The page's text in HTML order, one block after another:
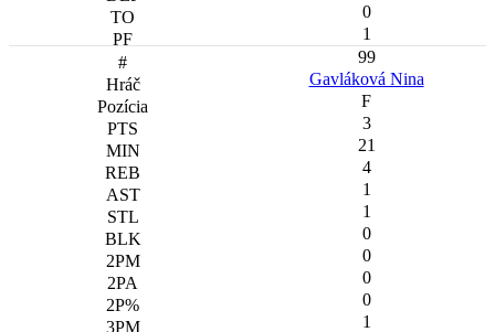
0
1
99
Gavláková Nina
F
3
21
4
1
1
0
0
0
0
1